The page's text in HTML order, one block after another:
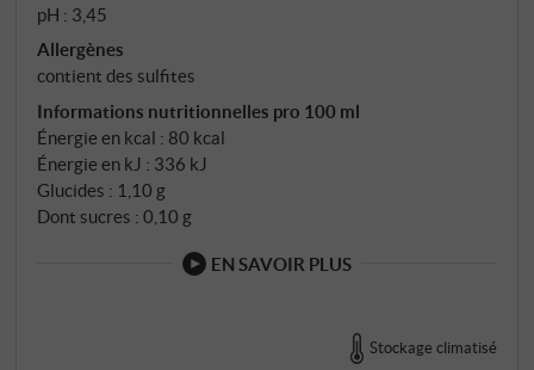
pH : 3,45
Allergènes
contient des sulfites
Informations nutritionnelles pro 100 ml
Énergie en kcal : 80 kcal
Énergie en kJ : 336 kJ
Glucides : 1,10 g
Dont sucres : 0,10 g
EN SAVOIR PLUS
Stockage climatisé